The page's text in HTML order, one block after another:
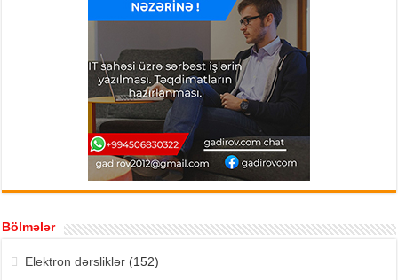
Bölmələr
Elektron dərsliklər(152)